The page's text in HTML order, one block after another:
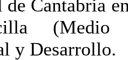
Cantabria
(Medio
y Desarrollo.